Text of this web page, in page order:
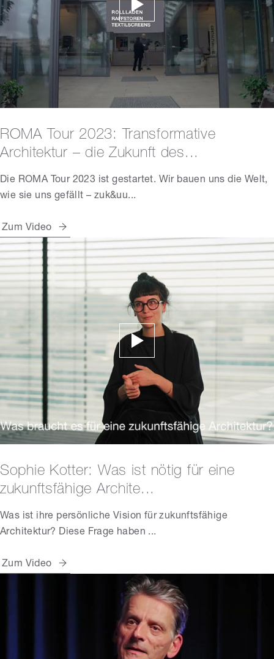
ROMA Tour 2023: Transformative
Architektur – die Zukunft des...
Die ROMA Tour 2023 ist gestartet. Wir bauen uns die Welt,
wie sie uns gefällt – zuk&uu...
Zum Video
Sophie Kotter: Was ist nötig für eine
zukunftsfähige Archite...
Was ist ihre persönliche Vision für zukunftsfähige
Architektur? Diese Frage haben ...
Zum Video